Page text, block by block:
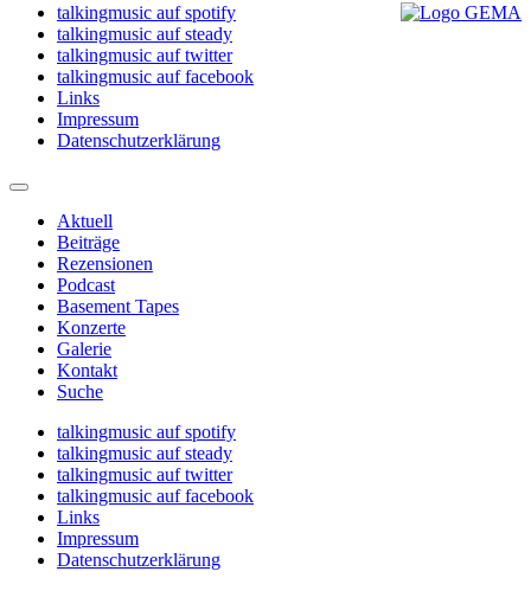
talkingmusic auf spotify
talkingmusic auf steady
talkingmusic auf twitter
talkingmusic auf facebook
Links
Impressum
Datenschutzerklärung
Aktuell
Beiträge
Rezensionen
Podcast
Basement Tapes
Konzerte
Galerie
Kontakt
Suche
talkingmusic auf spotify
talkingmusic auf steady
talkingmusic auf twitter
talkingmusic auf facebook
Links
Impressum
Datenschutzerklärung